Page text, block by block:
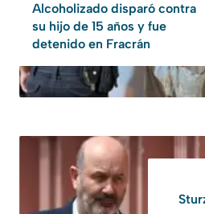
Alcoholizado disparó contra
su hijo de 15 años y fue
detenido en Fracrán